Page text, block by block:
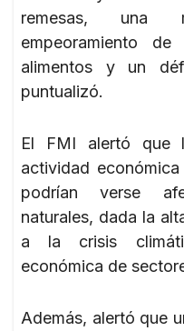
remesas, una
empeoramiento
alimentos y un
puntualizó.
El FMI alertó que
actividad
podrían verse
naturales, dada la
a la crisis
económica de
Además, alertó que